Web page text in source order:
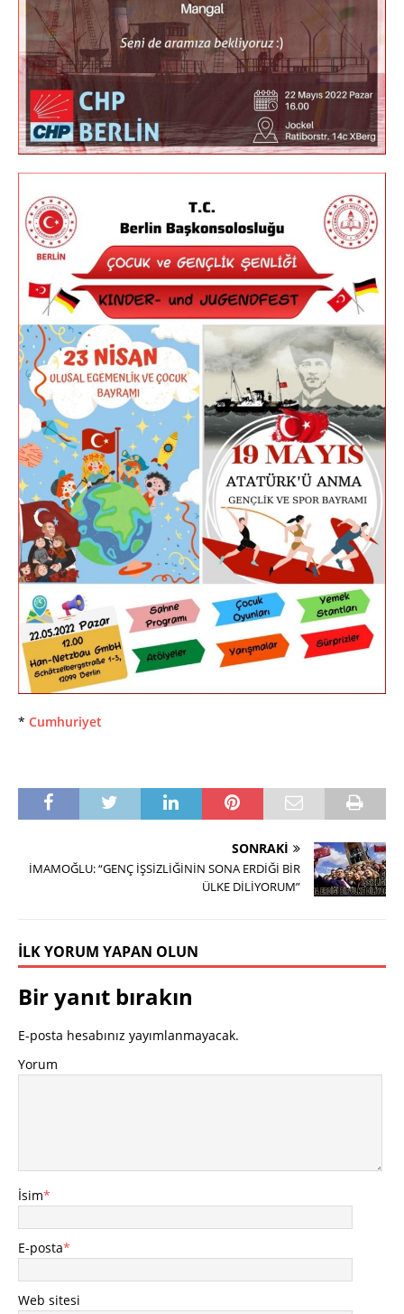
* Cumhuriyet
SONRAKI
İMAMOĞLU: “GENÇ İŞSİZLİĞİNİN SONA ERDİĞİ BİR
ÜLKE DİLİYORUM”
İLK YORUM YAPAN OLUN
Bir yanıt bırakın
E-posta hesabınız yayımlanmayacak.
Yorum
İsim*
E-posta*
Web sitesi